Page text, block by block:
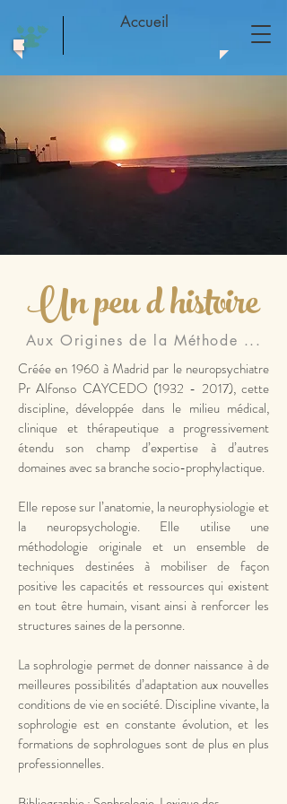
Accueil
Un peu d histoire
Aux Origines de la Méthode ...
Créée en 1960 à Madrid par le neuropsychiatre
Pr Alfonso CAYCEDO (1932 - 2017), cette
discipline, développée dans le milieu médical,
clinique et thérapeutique a progressivement
étendu son champ d’expertise à d’autres
domaines avec sa branche socio-prophylactique.
Elle repose sur l’anatomie, la neurophysiologie et
la neuropsychologie. Elle utilise une
méthodologie originale et un ensemble de
techniques destinées à mobiliser de façon
positive les capacités et ressources qui existent
en tout être humain, visant ainsi à renforcer les
structures saines de la personne.
La sophrologie permet de donner naissance à de
meilleures possibilités d’adaptation aux nouvelles
conditions de vie en société. Discipline vivante, la
sophrologie est en constante évolution, et les
formations de sophrologues sont de plus en plus
professionnelles.